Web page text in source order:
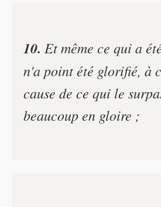
10. Et même ce qui a
n'a point été glorifié, à
cause de ce qui le
beaucoup en gloire ;